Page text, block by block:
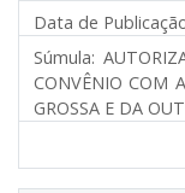
Data de
Súmula:
CONVÊNIO COM
GROSSA E DA